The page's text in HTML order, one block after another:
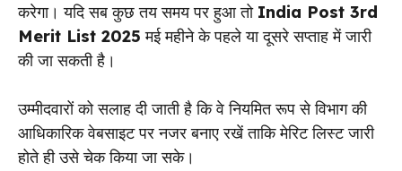
करेगा। यदि सब कुछ तय समय पर हुआ तो India Post 3rd
Merit List 2025 मई महीने के पहले या दूसरे सप्ताह में जारी
की जा सकती है।
उम्मीदवारों को सलाह दी जाती है कि वे नियमित रूप से विभाग की
आधिकारिक वेबसाइट पर नजर बनाए रखें ताकि मेरिट लिस्ट जारी
होते ही उसे चेक किया जा सके।